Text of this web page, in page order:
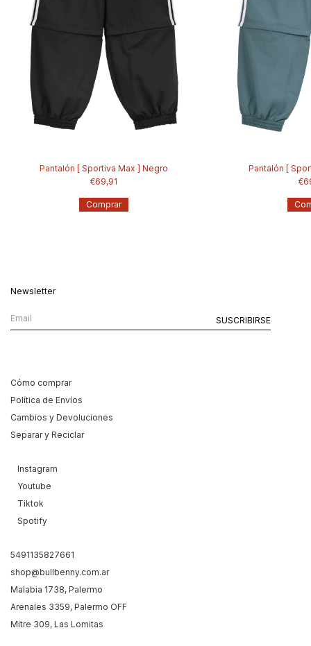
Pantalón [ Sportiva Max ] Negro
€69,91
Comprar
Pantalón [
Newsletter
Cómo comprar
Política de Envíos
Cambios y Devoluciones
Separar y Reciclar
Instagram
Youtube
Tiktok
Spotify
5491135827661
shop@bullbenny.com.ar
Malabia 1738, Palermo
Arenales 3359, Palermo OFF
Mitre 309, Las Lomitas